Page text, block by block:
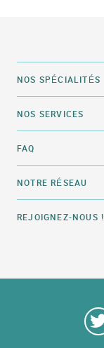
NOS SPÉCIALITÉS
NOS SERVICES
FAQ
NOTRE RÉSEAU
REJOIGNEZ-NOUS !